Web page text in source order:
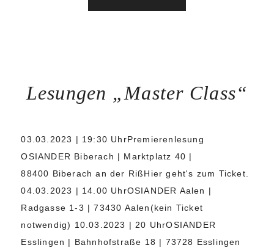
Lesungen „Master Class“
03.03.2023 | 19:30 UhrPremierenlesung
OSIANDER Biberach | Marktplatz 40 |
88400 Biberach an der RißHier geht's zum Ticket.
04.03.2023 | 14.00 UhrOSIANDER Aalen |
Radgasse 1-3 | 73430 Aalen(kein Ticket
notwendig) 10.03.2023 | 20 UhrOSIANDER
Esslingen | Bahnhofstraße 18 | 73728 Esslingen